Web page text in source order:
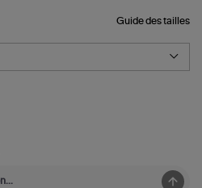
Guide des tailles